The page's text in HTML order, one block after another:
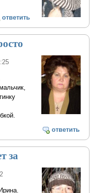
ответить
ответить
за